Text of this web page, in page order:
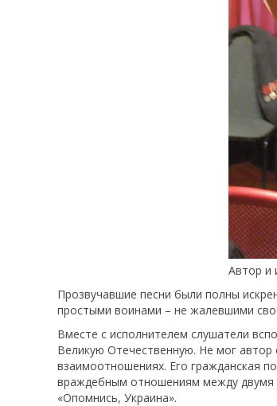
Автор и
Прозвучавшие песни были полны
простыми воинами – не жалевшими
Вместе с исполнителем слушатели
Великую Отечественную. Не мог автор
взаимоотношениях. Его гражданская
враждебным отношениям между двумя
«Опомнись, Украина».